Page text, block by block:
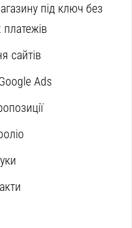
під ключ без
сайтів
Ads